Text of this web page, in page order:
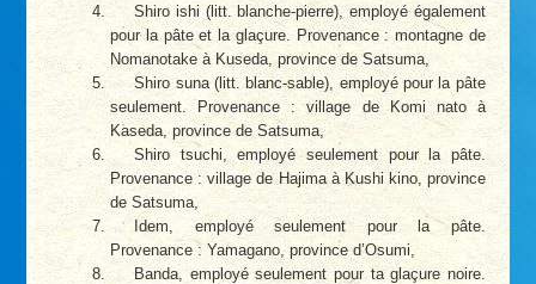
Shiro ishi (litt. blanche-pierre), employé également
pour la pâte et la glaçure. Provenance : montagne de
Nomanotake à Kuseda, province de Satsuma,
Shiro suna (litt. blanc-sable), employé pour la pâte
seulement. Provenance : village de Komi nato à
Kaseda, province de Satsuma,
Shiro tsuchi, employé seulement pour la pâte.
Provenance : village de Hajima à Kushi kino, province
de Satsuma,
Idem, employé seulement pour la pâte.
Provenance : Yamagano, province d’Osumi,
Banda, employé seulement pour ta glaçure noire.